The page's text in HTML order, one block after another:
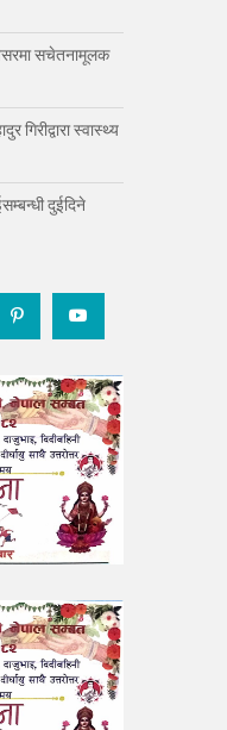
सचेतनामूलक
गिरीद्वारा स्वास्थ्य
दुईदिने